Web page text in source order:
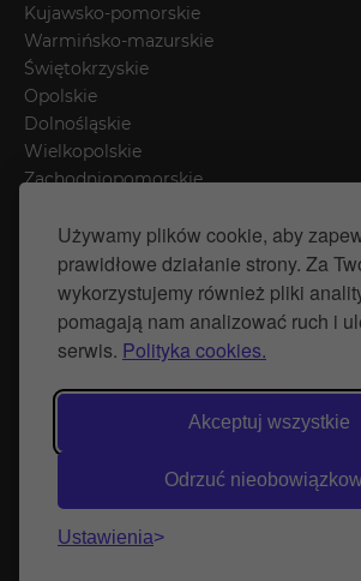
Używamy plików cookie, aby
prawidłowe działanie strony. Za
wykorzystujemy również pliki
pomagają nam analizować ruch i
serwis. Polityka cookies.
Akceptuj wszystkie
Odrzuć
Ustawienia
Kujawsko-pomorskie
Warmińsko-mazurskie
Świętokrzyskie
Opolskie
Dolnośląskie
Wielkopolskie
Zachodniopomorskie
Mazowieckie
Śląskie
© Wytwórnia Zieleni 2026
Polityka prywatności
Polityka Cookies
Strona stworzona przez